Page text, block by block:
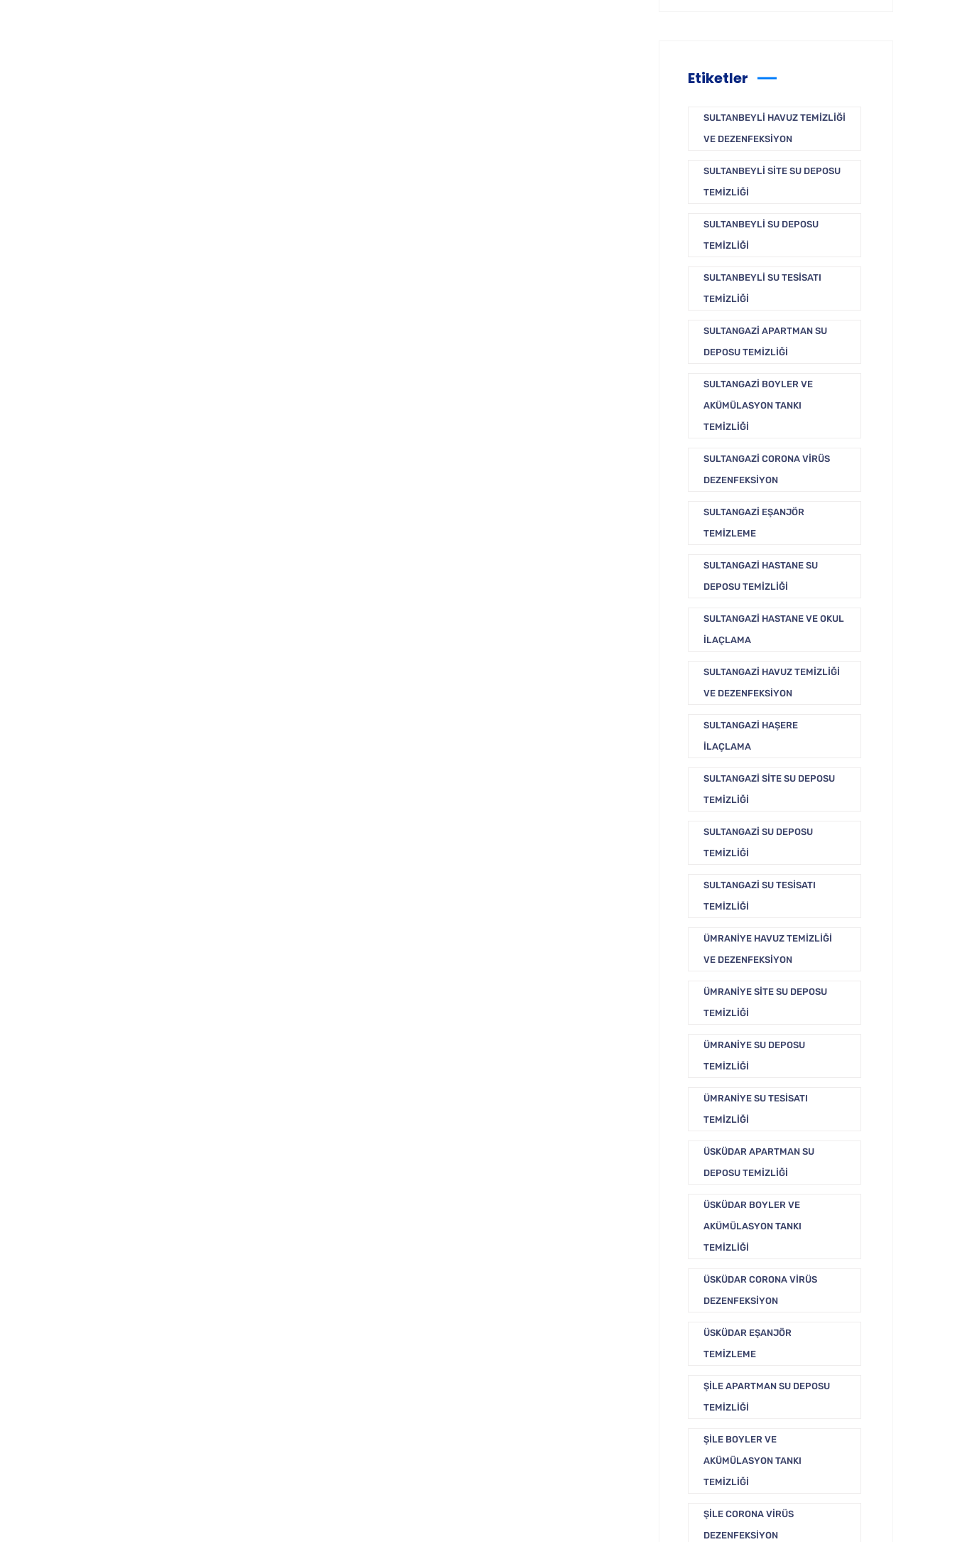
Etiketler
SULTANBEYLI HAVUZ TEMIZLIĞI
VE DEZENFEKSIYON
SULTANBEYLI SITE SU DEPOSU
TEMIZLIĞI
SULTANBEYLI SU DEPOSU
TEMIZLIĞI
SULTANBEYLI SU TESISATI
TEMIZLIĞI
SULTANGAZI APARTMAN SU
DEPOSU TEMIZLIĞI
SULTANGAZI BOYLER VE
AKÜMÜLASYON TANKI
TEMIZLIĞI
SULTANGAZI CORONA VIRÜS
DEZENFEKSIYON
SULTANGAZI EŞANJÖR
TEMIZLEME
SULTANGAZI HASTANE SU
DEPOSU TEMIZLIĞI
SULTANGAZI HASTANE VE OKUL
İLAÇLAMA
SULTANGAZI HAVUZ TEMIZLIĞI
VE DEZENFEKSIYON
SULTANGAZI HAŞERE
İLAÇLAMA
SULTANGAZI SITE SU DEPOSU
TEMIZLIĞI
SULTANGAZI SU DEPOSU
TEMIZLIĞI
SULTANGAZI SU TESISATI
TEMIZLIĞI
ÜMRANIYE HAVUZ TEMIZLIĞI
VE DEZENFEKSIYON
ÜMRANIYE SITE SU DEPOSU
TEMIZLIĞI
ÜMRANIYE SU DEPOSU
TEMIZLIĞI
ÜMRANIYE SU TESISATI
TEMIZLIĞI
ÜSKÜDAR APARTMAN SU
DEPOSU TEMIZLIĞI
ÜSKÜDAR BOYLER VE
AKÜMÜLASYON TANKI
TEMIZLIĞI
ÜSKÜDAR CORONA VIRÜS
DEZENFEKSIYON
ÜSKÜDAR EŞANJÖR
TEMIZLEME
ŞILE APARTMAN SU DEPOSU
TEMIZLIĞI
ŞILE BOYLER VE
AKÜMÜLASYON TANKI
TEMIZLIĞI
ŞILE CORONA VIRÜS
DEZENFEKSIYON